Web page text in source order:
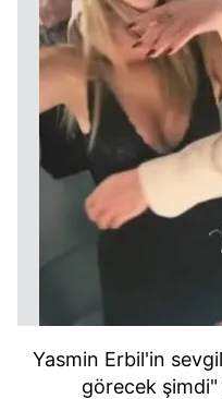
Yasmin Erbil'in
görecek şimdi"